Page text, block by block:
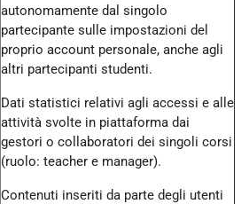
autonomamente dal singolo
partecipante sulle impostazioni del
proprio account personale, anche agli
altri partecipanti studenti.
Dati statistici relativi agli accessi e alle
attività svolte in piattaforma dai
gestori o collaboratori dei singoli corsi
(ruolo: teacher e manager).
Contenuti inseriti da parte degli utenti